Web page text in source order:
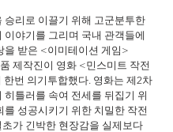
승리로 이끌기 위해 고군분투한
이야기를 그리며 국내 관객들에
을 받은 <이미테이션 게임>
제작진이 영화 <민스미트 작전
한번 의기투합했다. 영화는 제2차
히틀러를 속여 전세를 뒤집기 위
를 성공시키기 위한 치밀한 작전
가 긴박한 현장감을 실제보다